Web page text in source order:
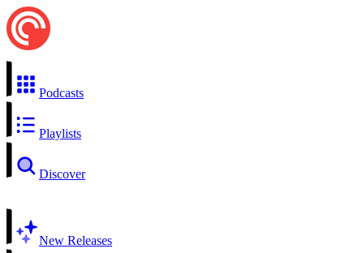
Podcasts
Playlists
Discover
New Releases